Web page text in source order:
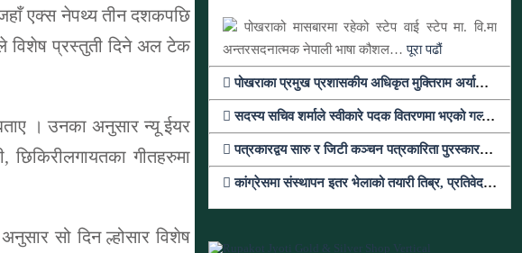
एक्स नेपथ्य तीन दशकपछि
विशेष प्रस्तुती दिने अल टेक
। उनका अनुसार न्यू ईयर
गीतहरुमा
सो दिन ल्होसार विशेष
पोखराको मासबारमा रहेको स्टेप वाई स्टेप मा. वि.मा
अन्तरसदनात्मक नेपाली भाषा कौशल…पूरा पढौं
पोखराका प्रमुख प्रशासकीय अधिकृत मुक्तिराम अर्यालको काठमाण्डौंमा सरुवा
सदस्य सचिव शर्माले स्वीकारे पदक वितरणमा भएको गल्ती, तर सच्याउन तयार भएनन्
पत्रकारद्वय सारु र जिटी कञ्चन पत्रकारिता पुरस्कारबाट सम्मानित
कांग्रेसमा संस्थापन इतर भेलाको तयारी तिब्र, प्रतिवेदन लेख्न नेताहरुलाई जिम्मेवारी, भेलामा सहभागी हुन देउवा फर्कदैं